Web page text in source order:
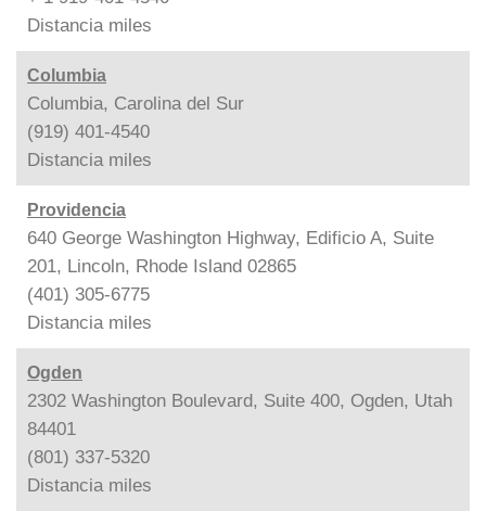
Distancia miles
Columbia
Columbia, Carolina del Sur
(919) 401-4540
Distancia miles
Providencia
640 George Washington Highway, Edificio A, Suite
201, Lincoln, Rhode Island 02865
(401) 305-6775
Distancia miles
Ogden
2302 Washington Boulevard, Suite 400, Ogden, Utah
84401
(801) 337-5320
Distancia miles